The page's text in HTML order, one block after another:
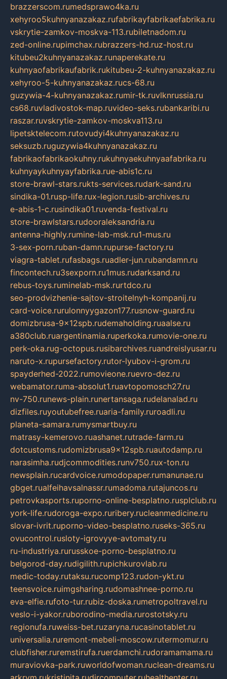
brazzerscom.rumedsprawo4ka.ru
xehyroo5kuhnyanazakaz.rufabrikayfabrikaefabrika.ru
vskrytie-zamkov-moskva-113.rubiletnadom.ru
zed-online.rupimchax.rubrazzers-hd.ruz-host.ru
kitubeu2kuhnyanazakaz.runaperekate.ru
kuhnyaofabrikaufabrik.rukitubeu-2-kuhnyanazakaz.ru
xehyroo-5-kuhnyanazakaz.rucs-68.ru
guzywia-4-kuhnyanazakaz.rumir-tk.ruvlknrussia.ru
cs68.ruvladivostok-map.ruvideo-seks.rubankaribi.ru
raszar.ruvskrytie-zamkov-moskva113.ru
lipetsktelecom.rutovudyi4kuhnyanazakaz.ru
seksuzb.ruguzywia4kuhnyanazakaz.ru
fabrikaofabrikaokuhny.rukuhnyaekuhnyaafabrika.ru
kuhnyaykuhnyayfabrika.rue-abis1c.ru
store-brawl-stars.rukts-services.rudark-sand.ru
sindika-01.rusp-life.rux-legion.rusib-archives.ru
e-abis-1-c.rusindika01.ruvenda-festival.ru
store-brawlstars.rudooraleksandria.ru
antenna-highly.rumine-lab-msk.ru1-mus.ru
3-sex-porn.ruban-damn.rupurse-factory.ru
viagra-tablet.rufasbags.ruadler-jun.rubandamn.ru
fincontech.ru3sexporn.ru1mus.rudarksand.ru
rebus-toys.ruminelab-msk.rurtdco.ru
seo-prodvizhenie-sajtov-stroitelnyh-kompanij.ru
card-voice.rurulonnyygazon177.rusnow-guard.ru
domizbrusa-9x12spb.rudemaholding.ruaalse.ru
a380club.ruargentinamia.ruperkoka.rumovie-one.ru
perk-oka.rug-octopus.rusibarchives.ruandreislyusar.ru
naruto-x.rupursefactory.rutor-lyubov-i-grom.ru
spayderhed-2022.rumovieone.ruevro-dez.ru
webamator.ruma-absolut1.ruavtopomosch27.ru
nv-750.runews-plain.runertansaga.rudelanalad.ru
dizfiles.ruyoutubefree.ruaria-family.ruroadli.ru
planeta-samara.rumysmartbuy.ru
matrasy-kemerovo.ruashanet.rutrade-farm.ru
dotcustoms.rudomizbrusa9x12spb.ruautodamp.ru
narasimha.rudjcommodities.runv750.rux-ton.ru
newsplain.rucardvoice.rumodopaper.rumanunae.ru
gbget.rualfeihavsalnassr.rumadoma.rutajuncos.ru
petrovkasports.ruporno-online-besplatno.rusplclub.ru
york-life.rudoroga-expo.ruribery.rucleanmedicine.ru
slovar-ivrit.ruporno-video-besplatno.ruseks-365.ru
ovucontrol.rusloty-igrovyye-avtomaty.ru
ru-industriya.rurusskoe-porno-besplatno.ru
belgorod-day.rudigilith.rupichkurovlab.ru
medic-today.rutaksu.rucomp123.rudon-ykt.ru
teensvoice.ruimgsharing.rudomashnee-porno.ru
eva-elfie.rufoto-tur.rubiz-doska.rumetropoltravel.ru
veslo-i-yakor.ruborodino-media.rurostotsky.ru
regionufa.ruweiss-bet.ruzaryna.rucasinotablet.ru
universalia.ruremont-mebeli-moscow.rutermomur.ru
clubfisher.ruremstirufa.ruerdamchi.rudoramamama.ru
muraviovka-park.ruworldofwoman.ruclean-dreams.ru